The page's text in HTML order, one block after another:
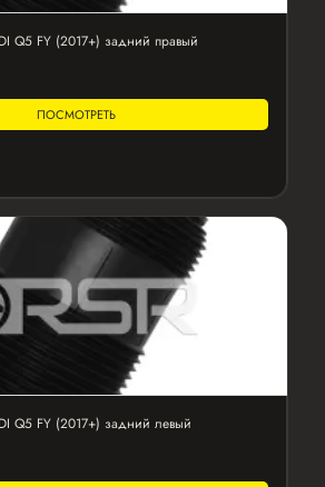
Q5 FY (2017+) задний правый
ПОСМОТРЕТЬ
Q5 FY (2017+) задний левый